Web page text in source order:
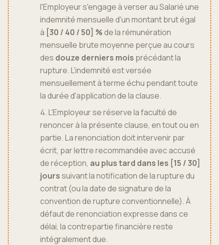
l'Employeur s'engage à verser au Salarié une
indemnité mensuelle d'un montant brut égal
à [30 / 40 / 50] %de la rémunération
mensuelle brute moyenne perçue au cours
des douze derniers mois précédant la
rupture. L'indemnité est versée
mensuellement à terme échu pendant toute
la durée d'application de la clause.
4. L'Employeur se réserve la faculté de
renoncer à la présente clause, en tout ou en
partie. La renonciation doit intervenir par
écrit, par lettre recommandée avec accusé
de réception, au plus tard dans les [15 / 30]
jourssuivant la notification de la rupture du
contrat (ou la date de signature de la
convention de rupture conventionnelle). À
défaut de renonciation expresse dans ce
délai, la contrepartie financière reste
intégralement due.